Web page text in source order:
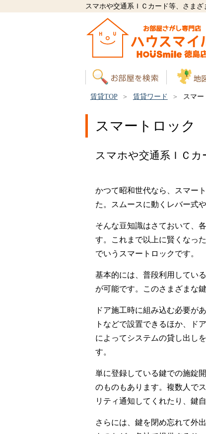
スマホや交通系ＩＣカード等、さま
賃貸TOP 賃貸ワード スマー
スマートロック
スマホや交通系ＩＣ
かつて昭和世代なら、スマー
た。スムースに動くレバー式
そんな豆知識はさておいて、
す。これまで以上に賢くなっ
でいうスマートロックです。
基本的には、普段利用してい
が可能です。このさまざまな
ドア施工時に組み込む必要が
トなどで設置できるほか、ド
によってシステムの貸し出し
す。
単に登録している鍵での施錠
のものもあります。複数人で
リティ通知してくれたり、鍵
さらには、鍵を閉め忘れて外